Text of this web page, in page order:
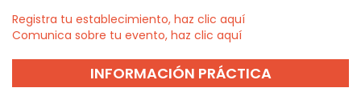
Registra tu establecimiento, haz clic aquí
Comunica sobre tu evento, haz clic aquí
INFORMACIÓN PRÁCTICA